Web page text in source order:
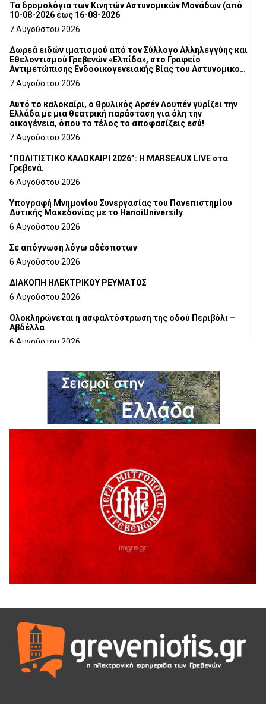
Τα δρομολόγια των Κινητών Αστυνομικών Μονάδων (από
10-08-2026 έως 16-08-2026
7 Αυγούστου 2026
Δωρεά ειδών ιματισμού από τον Σύλλογο Αλληλεγγύης και
Εθελοντισμού Γρεβενών «Ελπίδα», στο Γραφείο
Αντιμετώπισης Ενδοοικογενειακής Βίας του Αστυνομικού
Τμήματος Γρεβενών
7 Αυγούστου 2026
Αυτό το καλοκαίρι, ο θρυλικός Αρσέν Λουπέν γυρίζει την
Ελλάδα με μια θεατρική παράσταση για όλη την
οικογένεια, όπου το τέλος το αποφασίζεις εσύ!
7 Αυγούστου 2026
“ΠΟΛΙΤΙΣΤΙΚΟ ΚΑΛΟΚΑΙΡΙ 2026”: Η MARSEAUX LIVE στα
Γρεβενά.
6 Αυγούστου 2026
Υπογραφή Μνημονίου Συνεργασίας του Πανεπιστημίου
Δυτικής Μακεδονίας με το HanoiUniversity
6 Αυγούστου 2026
Σε απόγνωση λόγω αδέσποτων
6 Αυγούστου 2026
ΔΙΑΚΟΠΗ ΗΛΕΚΤΡΙΚΟΥ ΡΕΥΜΑΤΟΣ
6 Αυγούστου 2026
Ολοκληρώνεται η ασφαλτόστρωση της οδού Περιβόλι –
Αβδέλλα
6 Αυγούστου 2026
5 Αυγούστου 2026
Ο ΑΝΔΡΕΑΣ ΑΣΛΑΝΙΔΗΣ ΣΥΝΕΧΙΖΕΙ ΣΤΟΝ ΠΡΩΤΕΑ
ΓΡΕΒΕΝΩΝ
5 Αυγούστου 2026
Ευχαριστήριο Εκπολιτιστικού Συλλόγου Ταξιάρχη προς κ.
Παρασχάκη Αθανάσιο
Διακοπή υδροδότησης του Α΄ κλάδου ύδρευσης
5 Αυγούστου 2026
Η Marseaux στα Γρεβενά για μια μοναδική συναυλία
Θερινό Σινεμά στο πλαίσιο του «Πολιτιστικού
Καλοκαιριού 2026» με την βραβευμένη ταινία «Μικρές
Ανάσες».
Γρεβενά: Συνελήφθη 18χρονος αλλοδαπός, για κλοπή
εξοπλισμού γυμναστηρίου
5 Αυγούστου 2026
ΑΗ ΛΑΟΣ | 5 Αυγούστου | Υπαίθριο Θέατρο “Καστράκι”,
Γρεβενά
5 Αυγούστου 2026